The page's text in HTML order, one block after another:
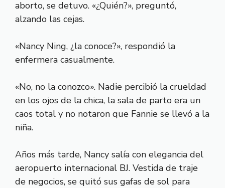
aborto, se detuvo. «¿Quién?», preguntó,
alzando las cejas.
«Nancy Ning, ¿la conoce?», respondió la
enfermera casualmente.
«No, no la conozco». Nadie percibió la crueldad
en los ojos de la chica, la sala de parto era un
caos total y no notaron que Fannie se llevó a la
niña.
Años más tarde, Nancy salía con elegancia del
aeropuerto internacional BJ. Vestida de traje
de negocios, se quitó sus gafas de sol para